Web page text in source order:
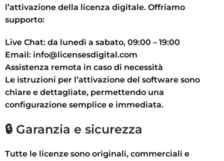
l’attivazione della licenza digitale. Offriamo
supporto:
Live Chat: da lunedì a sabato, 09:00 – 19:00
Email: info@licensesdigital.com
Assistenza remota in caso di necessità
Le istruzioni per l’attivazione del software sono
chiare e dettagliate, permettendo una
configurazione semplice e immediata.
🔒 Garanzia e sicurezza
Tutte le licenze sono originali, commerciali e